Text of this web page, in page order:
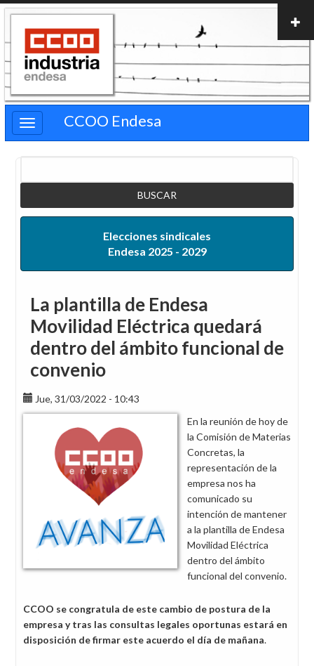
Pasar
contenido
principal
CCOO Endesa
Elecciones sindicales
Endesa 2025 - 2029
La plantilla de Endesa
Movilidad Eléctrica quedará
dentro del ámbito funcional de
convenio
Jue, 31/03/2022 - 10:43
En la reunión de hoy de
la Comisión de Materias
Concretas, la
representación de la
empresa nos ha
comunicado su
intención de mantener
a la plantilla de Endesa
Movilidad Eléctrica
dentro del ámbito
funcional del convenio.
CCOO se congratula de este cambio de postura de la
empresa y tras las consultas legales oportunas estará en
disposición de firmar este acuerdo el día de mañana.